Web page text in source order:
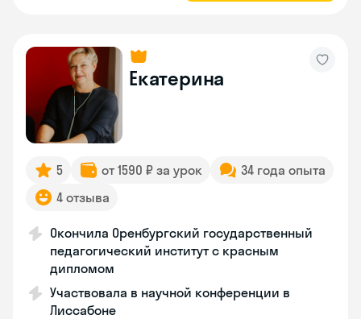
Екатерина
5 от 1590 ₽ за урок
34 года опыта
4 отзыва
Окончила Оренбургский государственный
педагогический институт с красным
дипломом
Участвовала в научной конференции в
Лиссабоне